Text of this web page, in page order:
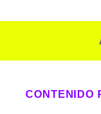
CONTENIDO